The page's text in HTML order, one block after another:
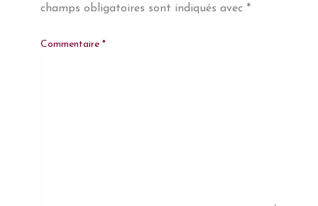
champs obligatoires sont indiqués avec *
Commentaire *